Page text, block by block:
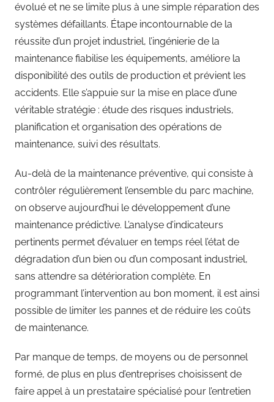
évolué et ne se limite plus à une simple réparation des
systèmes défaillants. Étape incontournable de la
réussite d’un projet industriel, l’ingénierie de la
maintenance fiabilise les équipements, améliore la
disponibilité des outils de production et prévient les
accidents. Elle s’appuie sur la mise en place d’une
véritable stratégie : étude des risques industriels,
planification et organisation des opérations de
maintenance, suivi des résultats.
Au-delà de la maintenance préventive, qui consiste à
contrôler régulièrement l’ensemble du parc machine,
on observe aujourd’hui le développement d’une
maintenance prédictive. L’analyse d’indicateurs
pertinents permet d’évaluer en temps réel l’état de
dégradation d’un bien ou d’un composant industriel,
sans attendre sa détérioration complète. En
programmant l’intervention au bon moment, il est ainsi
possible de limiter les pannes et de réduire les coûts
de maintenance.
Par manque de temps, de moyens ou de personnel
formé, de plus en plus d’entreprises choisissent de
faire appel à un prestataire spécialisé pour l’entretien